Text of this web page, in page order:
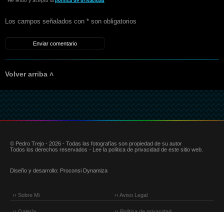
Los campos señalados con * son obligatorios
Volver arriba ˄
© Pedro Trejo - 2026 - Todas las fotografías son propiedad de su autor
Todos los derechos reservados - Lee la política de privacidad de este sitio web.
Diseño y desarrollo: Proconsi Dynamiza
›› Sobre Mi ›› Aviso Legal